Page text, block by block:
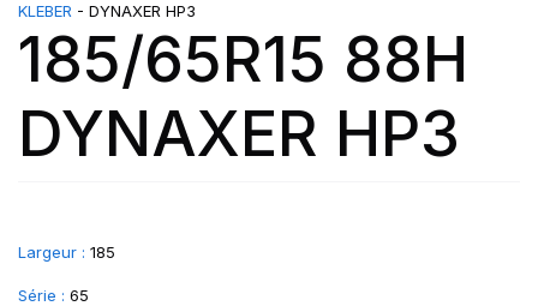
KLEBER - DYNAXER HP3
185/65R15 88H
DYNAXER HP3
Largeur : 185
Série : 65